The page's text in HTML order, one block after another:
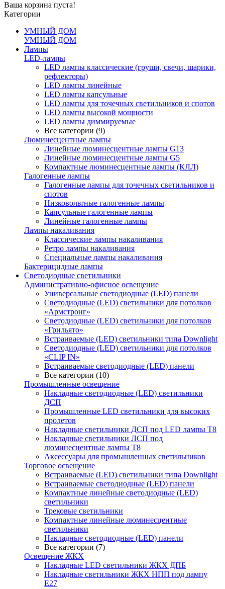
Ваша корзина пуста!
Категории
УМНЫЙ ДОМ
УМНЫЙ ДОМ
Лампы
LED-лампы
LED лампы классические (груши, свечи, шарики,
рефлекторы)
LED лампы линейные
LED лампы капсульные
LED лампы для точечных светильников и спотов
LED лампы высокой мощности
LED лампы диммируемые
Все категории (9)
Люминесцентные лампы
Линейные люминесцентные лампы G13
Линейные люминесцентные лампы G5
Компактные люминесцентные лампы (КЛЛ)
Галогенные лампы
Галогенные лампы для точечных светильников и
спотов
Низковольтные галогенные лампы
Капсульные галогенные лампы
Линейные галогенные лампы
Лампы накаливания
Классические лампы накаливания
Ретро лампы накаливания
Специальные лампы накаливания
Бактерицидные лампы
Светодиодные светильники
Административно-офисное освещение
Универсальные светодиодные (LED) панели
Светодиодные (LED) светильники для потолков
«Армстронг»
Светодиодные (LED) светильники для потолков
«Грильято»
Встраиваемые (LED) светильники типа Downlight
Светодиодные (LED) светильники для потолков
«CLIP IN»
Встраиваемые светодиодные (LED) панели
Все категории (10)
Промышленные освещение
Накладные светодиодные (LED) светильники
ДСП
Промышленные LED светильники для высоких
пролетов
Накладные светильники ДСП под LED лампы Т8
Накладные светильники ЛСП под
люминесцентные лампы Т8
Аксессуары для промышленных светильников
Торговое освещение
Встраиваемые (LED) светильники типа Downlight
Встраиваемые светодиодные (LED) панели
Компактные линейные светодиодные (LED)
светильники
Трековые светильники
Компактные линейные люминесцентные
светильники
Накладные светодиодные (LED) панели
Все категории (7)
Освещение ЖКХ
Накладные LED светильники ЖКХ ДПБ
Накладные светильники ЖКХ НПП под лампу
Е27